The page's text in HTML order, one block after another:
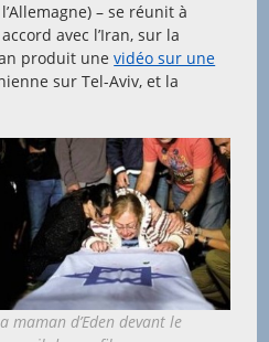
– se réunit à
avec l’Iran, sur la
produit unevidéo sur une
sur Tel-Aviv, et la
maman d’Eden devant le